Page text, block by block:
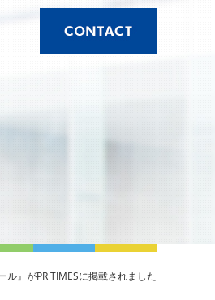
ル』がPR TIMESに掲載されました